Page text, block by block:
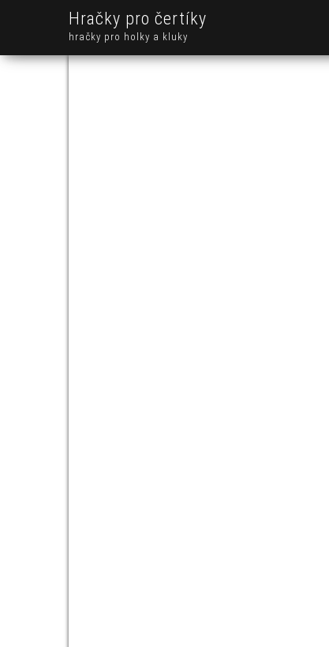
Hračky pro čertíky
hračky pro holky a kluky